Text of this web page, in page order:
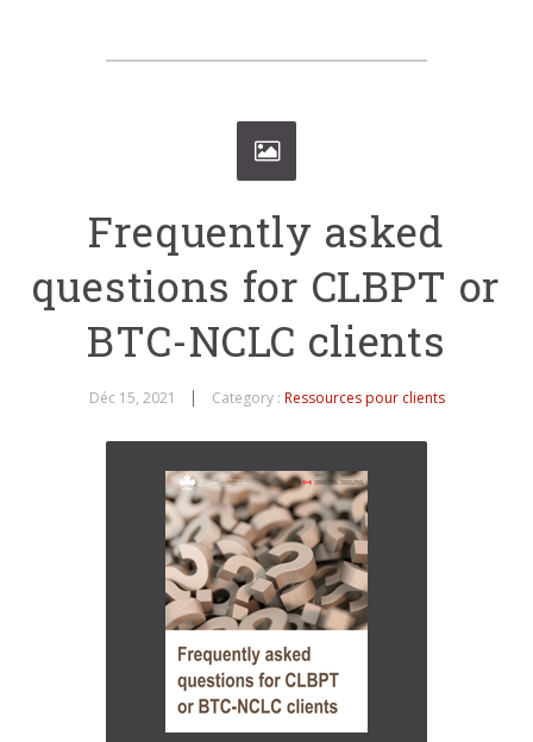
Frequently asked
questions for CLBPT or
BTC-NCLC clients
Déc 15, 2021 Category : Ressources pour clients